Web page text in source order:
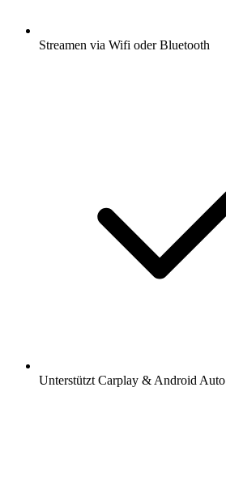
Streamen via Wifi oder Bluetooth
Unterstützt Carplay & Android Auto